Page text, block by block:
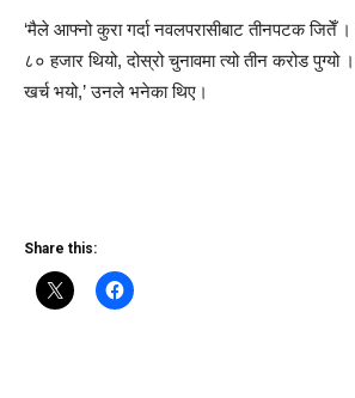
‘मैले आफ्नो कुरा गर्दा नवलपरासीबाट तीनपटक जितेँ ।
८० हजार थियो, दोस्रो चुनावमा त्यो तीन करोड
खर्च भयो,’ उनले भनेका थिए।
Share this: